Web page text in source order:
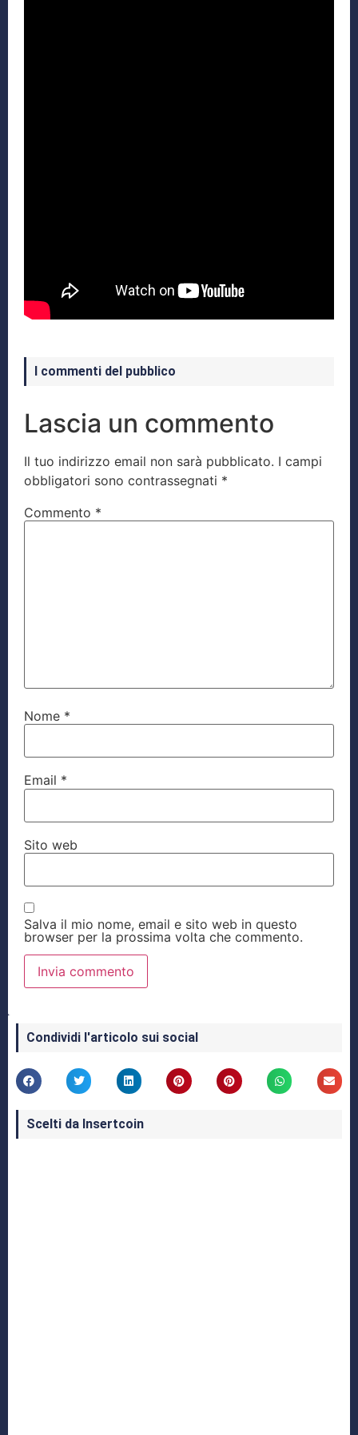
I commenti del pubblico
Lascia un commento
Il tuo indirizzo email non sarà pubblicato. I campi
obbligatori sono contrassegnati *
Commento *
Nome *
Email *
Sito web
Salva il mio nome, email e sito web in questo
browser per la prossima volta che commento.
Condividi l'articolo sui social
Scelti da Insertcoin